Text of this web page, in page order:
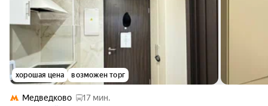
хорошая цена возможен торг
Медведково
17 мин.